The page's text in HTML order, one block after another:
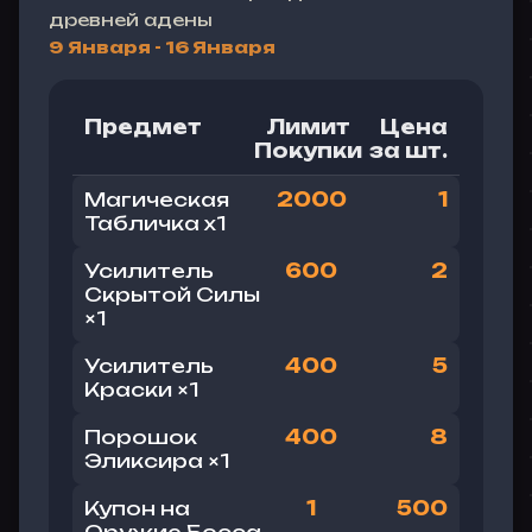
древней адены
9 Января - 16 Января
Предмет
Лимит
Покупки
Цена
за шт.
Магическая
Табличка x1
2000 1
Усилитель
Скрытой Силы
×1
600 2
Усилитель
Краски ×1
400 5
Порошок
Эликсира ×1
400 8
Купон на
1 500